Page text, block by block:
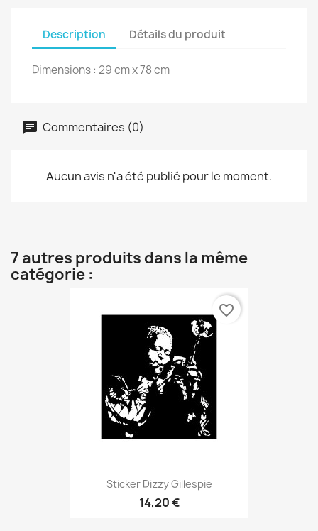
Description Détails du produit
Dimensions : 29 cm x 78 cm
Commentaires (0)
Aucun avis n'a été publié pour le moment.
7 autres produits dans la même
catégorie :
Sticker Dizzy Gillespie
14,20 €
favorite_border